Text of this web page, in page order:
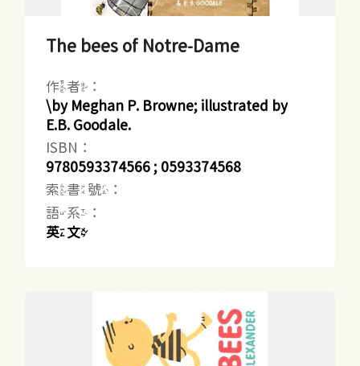
The bees of Notre-Dame
作者：
\by Meghan P. Browne; illustrated by
E.B. Goodale.
ISBN：
9780593374566 ; 0593374568
索書號：
語系：
英文